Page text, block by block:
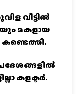
വീട്ടിൽ
മകളായ
കണ്ടെത്തി.
കളക്ടര്‍.